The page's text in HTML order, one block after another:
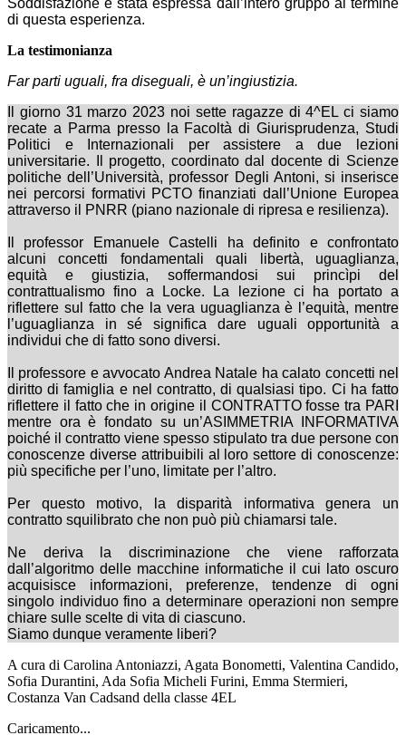
Soddisfazione è stata espressa dall’intero gruppo al termine
di questa esperienza.
La testimonianza
Far parti uguali, fra diseguali, è un’ingiustizia.
Il giorno 31 marzo 2023 noi sette ragazze di 4^EL ci siamo
recate a Parma presso la Facoltà di Giurisprudenza, Studi
Politici e Internazionali per assistere a due lezioni
universitarie.
Il progetto, coordinato dal docente di Scienze
politiche dell’Università, professor Degli Antoni, si inserisce
nei percorsi formativi PCTO finanziati dall’Unione Europea
attraverso il PNRR (piano nazionale di ripresa e resilienza).
Il professor Emanuele Castelli ha definito e confrontato
alcuni concetti fondamentali quali libertà, uguaglianza,
equità e giustizia, soffermandosi sui princìpi del
contrattualismo fino a Locke. La lezione ci ha portato a
riflettere sul fatto che la vera uguaglianza è l’equità, mentre
l’uguaglianza in sé significa dare uguali opportunità a
individui che di fatto sono diversi.
Il professore e avvocato Andrea Natale ha calato concetti nel
diritto di famiglia e nel contratto, di qualsiasi tipo. Ci ha fatto
riflettere il fatto che in origine il CONTRATTO fosse tra PARI
mentre ora è fondato su un’ASIMMETRIA INFORMATIVA
poiché il contratto viene spesso stipulato tra due persone con
conoscenze diverse attribuibili al loro settore di conoscenze:
più specifiche per l’uno, limitate per l’altro.
Per questo motivo, la disparità informativa genera un
contratto squilibrato che non può più chiamarsi tale.
Ne deriva la discriminazione che viene rafforzata
dall’algoritmo delle macchine informatiche il cui lato oscuro
acquisisce informazioni, preferenze, tendenze di ogni
singolo individuo fino a determinare operazioni non sempre
chiare sulle scelte di vita di ciascuno.
Siamo dunque veramente liberi?
A cura di Carolina Antoniazzi, Agata Bonometti, Valentina Candido,
Sofia Durantini, Ada Sofia Micheli Furini, Emma Stermieri,
Costanza Van Cadsand della classe 4EL
Caricamento...